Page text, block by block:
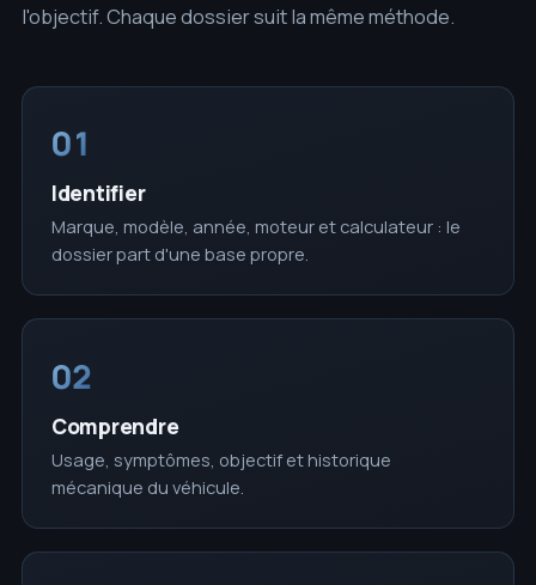
l'objectif. Chaque dossier suit la même méthode.
01
Identifier
Marque, modèle, année, moteur et calculateur : le
dossier part d'une base propre.
02
Comprendre
Usage, symptômes, objectif et historique
mécanique du véhicule.